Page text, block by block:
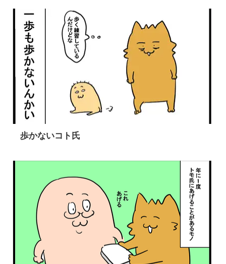
歩かないコト氏